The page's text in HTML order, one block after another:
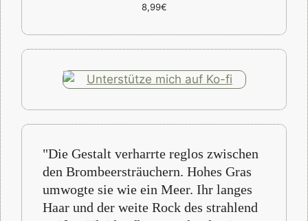
8,99€
"Die Gestalt verharrte reglos zwischen
den Brombeersträuchern. Hohes Gras
umwogte sie wie ein Meer. Ihr langes
Haar und der weite Rock des strahlend